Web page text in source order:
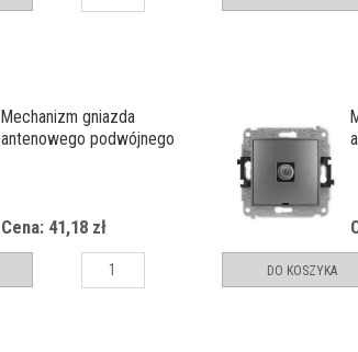
Mechanizm gniazda
antenowego podwójnego
Cena: 41,18 zł
DO KOSZYKA